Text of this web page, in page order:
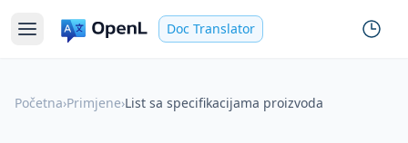
Doc Translator
Početna›Primjene›List sa specifikacijama proizvoda